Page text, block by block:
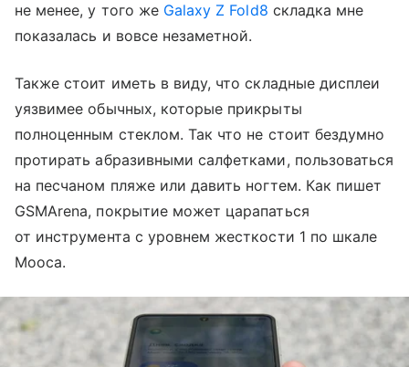
не менее, у того же Galaxy Z Fold8 складка мне
показалась и вовсе незаметной.
Также стоит иметь в виду, что складные дисплеи
уязвимее обычных, которые прикрыты
полноценным стеклом. Так что не стоит бездумно
протирать абразивными салфетками, пользоваться
на песчаном пляже или давить ногтем. Как пишет
GSMArena, покрытие может царапаться
от инструмента с уровнем жесткости 1 по шкале
Мооса.